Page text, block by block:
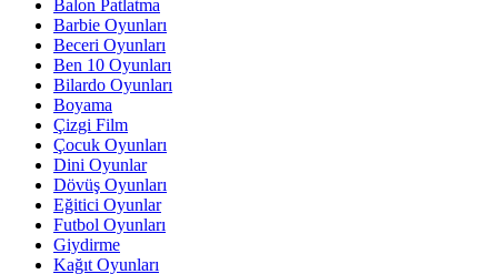
Balon Patlatma
Barbie Oyunları
Beceri Oyunları
Ben 10 Oyunları
Bilardo Oyunları
Boyama
Çizgi Film
Çocuk Oyunları
Dini Oyunlar
Dövüş Oyunları
Eğitici Oyunlar
Futbol Oyunları
Giydirme
Kağıt Oyunları